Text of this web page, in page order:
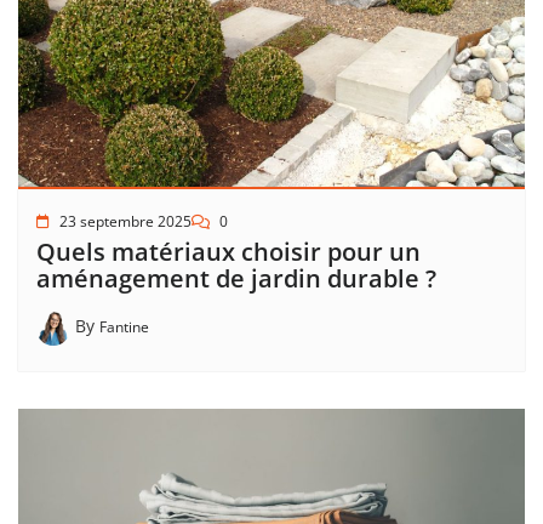
23 septembre 2025 0
Quels matériaux choisir pour un
aménagement de jardin durable ?
By Fantine